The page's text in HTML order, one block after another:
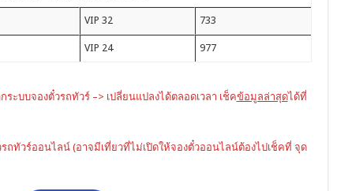
VIP 32 733
VIP 24 977
ะบบจองตั๋วรถทัวร์ –> เปลี่ยนแปลงได้ตลอดเวลา เช็คข้อมูลล่าสุดได้ที่
รถทัวร์ออนไลน์ (อาจมีเที่ยวที่ไม่เปิดให้จองตั๋วออนไลน์ต้องไปเช็คที่ จุด